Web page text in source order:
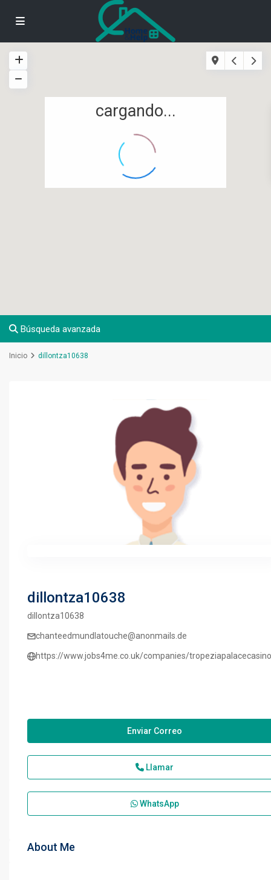
cargando...
Búsqueda avanzada
Inicio dillontza10638
dillontza10638
dillontza10638
chanteedmundlatouche@anonmails.de
https://www.jobs4me.co.uk/companies/
Enviar Correo
Llamar
WhatsApp
About Me